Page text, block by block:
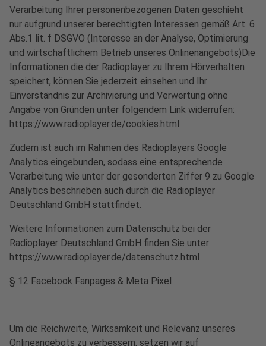
Verarbeitung Ihrer personenbezogenen Daten geschieht
nur aufgrund unserer berechtigten Interessen gemäß Art. 6
Abs.1 lit. f DSGVO (Interesse an der Analyse, Optimierung
und wirtschaftlichem Betrieb unseres Onlinenangebots)Die
Informationen die der Radioplayer zu Ihrem Hörverhalten
speichert, können Sie jederzeit einsehen und Ihr
Einverständnis zur Archivierung und Verwertung ohne
Angabe von Gründen unter folgendem Link widerrufen:
https://www.radioplayer.de/cookies.html
Zudem ist auch im Rahmen des Radioplayers Google
Analytics eingebunden, sodass eine entsprechende
Verarbeitung wie unter der gesonderten Ziffer 9 zu Google
Analytics beschrieben auch durch die Radioplayer
Deutschland GmbH stattfindet.
Weitere Informationen zum Datenschutz bei der
Radioplayer Deutschland GmbH finden Sie unter
https://www.radioplayer.de/datenschutz.html
§ 12 Facebook Fanpages & Meta Pixel
Um die Reichweite, Wirksamkeit und Relevanz unseres
Onlineangebots zu verbessern, setzen wir auf